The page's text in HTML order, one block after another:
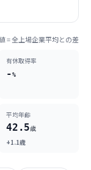
= 全上場企業平均との差
有休取得率
-%
平均年齢
42.5歳
+1.1歳